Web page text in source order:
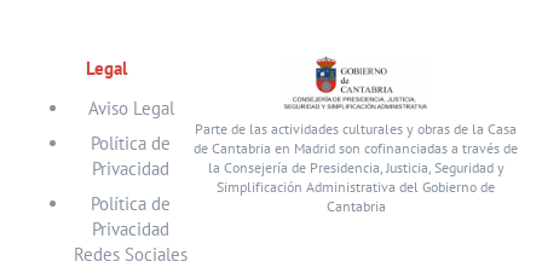
Legal
Aviso Legal
Política de
Privacidad
Política de
Privacidad
Redes Sociales
Parte de las actividades culturales y obras de la Casa
de Cantabria en Madrid son cofinanciadas a través de
la Consejería de Presidencia, Justicia, Seguridad y
Simplificación Administrativa del Gobierno de
Cantabria